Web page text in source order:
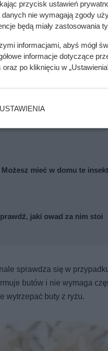
dlatego świetnie
buty. To metoda
plastikowe lub metalowe
do dołu, tak by były
najlepiej na całą noc – w
mieć w domu te
jaki owad za nim stoi
sprawdza się w
butów i nie wymaga
wytrzepać buty z ryżu.
przycisk ustawień
danych nie wymagają zgody
będą miały zastosowania
informacjami, abyś mógł
informacje dotyczące
oraz po kliknięciu w
USTAWIENIA